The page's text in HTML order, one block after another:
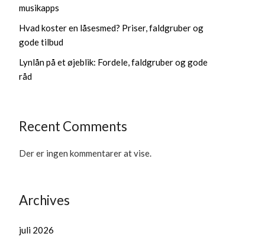
musikapps
Hvad koster en låsesmed? Priser, faldgruber og
gode tilbud
Lynlån på et øjeblik: Fordele, faldgruber og gode
råd
Recent Comments
Der er ingen kommentarer at vise.
Archives
juli 2026